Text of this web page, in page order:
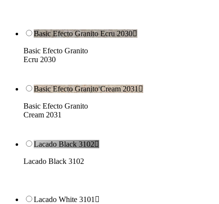
Basic Efecto Granito Ecru 2030
Basic Efecto Granito
Ecru 2030
Basic Efecto Granito Cream 2031
Basic Efecto Granito
Cream 2031
Lacado Black 3102
Lacado Black 3102
Lacado White 3101 